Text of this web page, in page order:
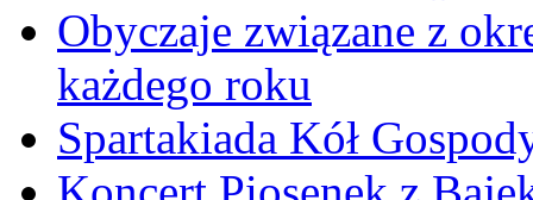
Obyczaje związane z
każdego roku
Spartakiada Kół